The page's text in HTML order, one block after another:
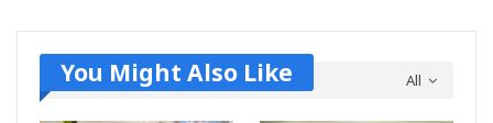
All
You Might Also Like